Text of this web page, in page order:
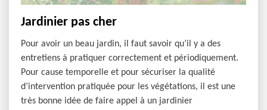
Jardinier pas cher
Pour avoir un beau jardin, il faut savoir qu’il y a des
entretiens à pratiquer correctement et périodiquement.
Pour cause temporelle et pour sécuriser la qualité
d’intervention pratiquée pour les végétations, il est une
très bonne idée de faire appel à un jardinier